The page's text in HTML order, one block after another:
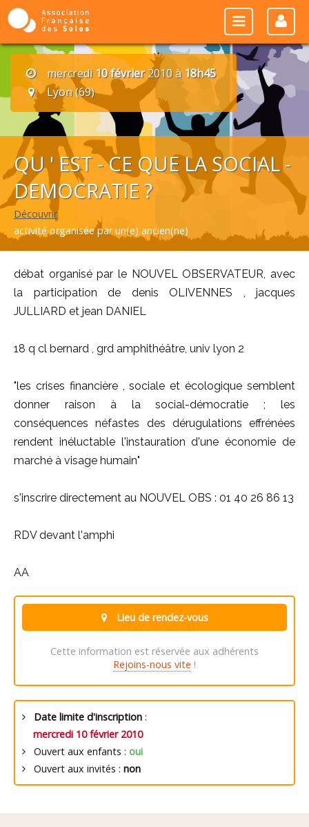
mercredi 10 février2010 à 18h45
Lyon (69)
QU ' EST - CE QUE LA SOCIAL -
DEMOCRATIE ?
Découvrir
activité organisée par un(e) ancien(ne)
débat organisé par le NOUVEL OBSERVATEUR, avec
la participation de denis OLIVENNES , jacques
JULLIARD et jean DANIEL
18 q cl bernard , grd amphithéâtre, univ lyon 2
"les crises financière , sociale et écologique semblent
donner raison à la social-démocratie ; les
conséquences néfastes des dérugulations effrénées
rendent inéluctable l'instauration d'une économie de
marché à visage humain"
s'inscrire directement au NOUVEL OBS : 01 40 26 86 13
RDV devant l'amphi
AA
Lieu de rendez-vous
Cette information est réservée aux adhérents
Rejoins-nous vite !
Date limite d'inscription :
mercredi 10 février 2010
Ouvert aux enfants : oui
Ouvert aux invités : non